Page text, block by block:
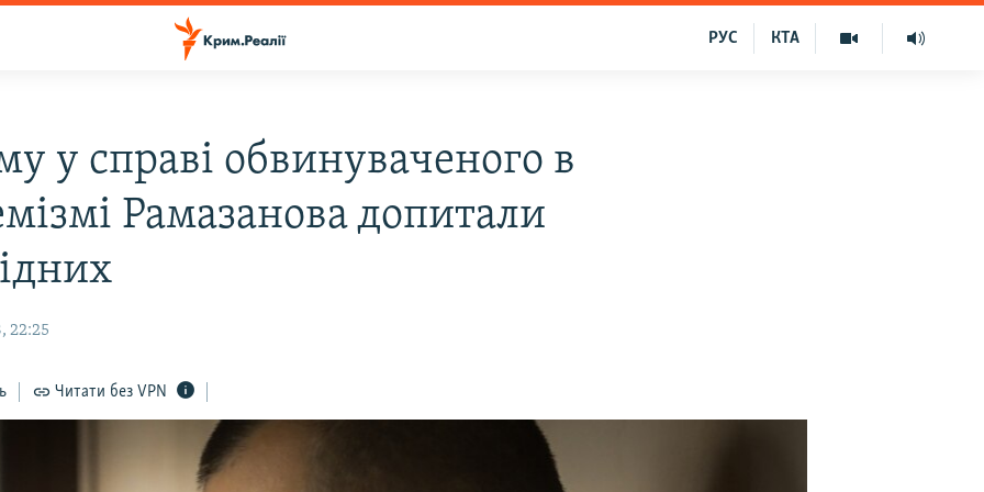
КТА
РУС
у справі обвинуваченого в
Рамазанова допитали
22:25
Читати без VPN